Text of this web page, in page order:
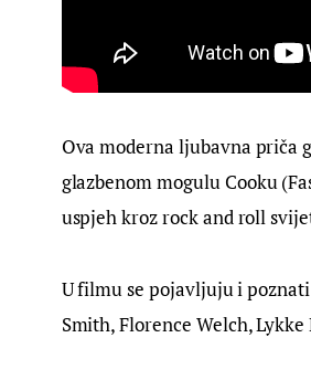
Ova moderna ljubavna priča
glazbenom mogulu Cooku
uspjeh kroz rock and roll
U filmu se pojavljuju i poznati
Smith, Florence Welch,